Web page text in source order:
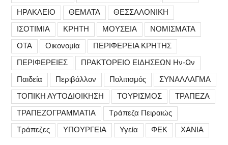
ΗΡΑΚΛΕΙΟ
ΘΕΜΑΤΑ
ΘΕΣΣΑΛΟΝΙΚΗ
ΙΣΟΤΙΜΙΑ
ΚΡΗΤΗ ΜΟΥΣΕΙΑ
ΝΟΜΙΣΜΑΤΑ
ΟΤΑ
Οικονομία
ΠΕΡΙΦΕΡΕΙΑ ΚΡΗΤΗΣ
ΠΕΡΙΦΕΡΕΙΕΣ
ΠΡΑΚΤΟΡΕΙΟ ΕΙΔΗΣΕΩΝ Ην-Ων
Παιδεία
Περιβάλλον Πολιτισμός
ΣΥΝΑΛΛΑΓΜΑ
ΤΟΠΙΚΗ ΑΥΤΟΔΙΟΙΚΗΣΗ
ΤΟΥΡΙΣΜΟΣ
ΤΡΑΠΕΖΑ
ΤΡΑΠΕΖΟΓΡΑΜΜΑΤΙΑ
Τράπεζα Πειραιώς
Τράπεζες
ΥΠΟΥΡΓΕΙΑ Υγεία ΦΕΚ ΧΑΝΙΑ